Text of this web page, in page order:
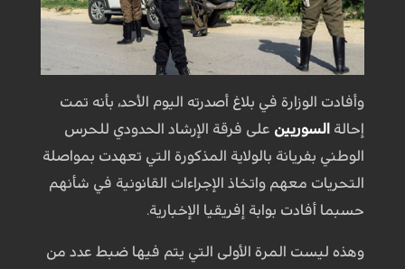
وأفادت الوزارة في بلاغ أصدرته اليوم الأحد، بأنه تمت
إحالة السوريين على فرقة الإرشاد الحدودي للحرس
الوطني بفريانة بالولاية المذكورة التي تعهدت بمواصلة
التحريات معهم واتخاذ الإجراءات القانونية في شأنهم
حسبما أفادت بوابة إفريقيا الإخبارية.
وهذه ليست المرة الأولى التي يتم فيها ضبط عدد من